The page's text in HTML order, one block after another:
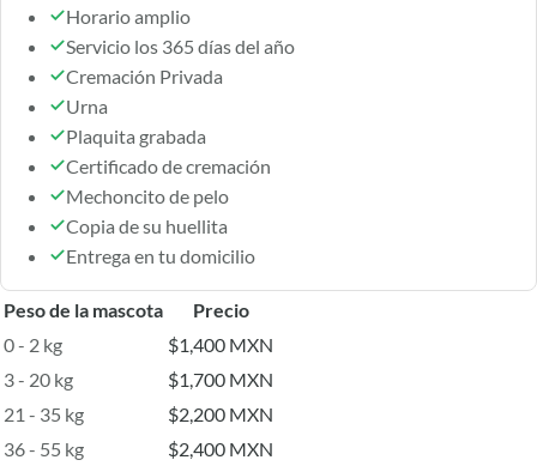
Horario amplio
Servicio los 365 días del año
Cremación Privada
Urna
Plaquita grabada
Certificado de cremación
Mechoncito de pelo
Copia de su huellita
Entrega en tu domicilio
Peso de la mascota
Precio
0 - 2 kg
$1,400 MXN
3 - 20 kg
$1,700 MXN
21 - 35 kg
$2,200 MXN
36 - 55 kg
$2,400 MXN